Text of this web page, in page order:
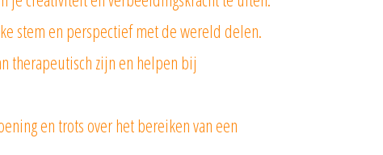
stem en perspectief met de wereld delen.
therapeutisch zijn en helpen bij
en trots over het bereiken van een